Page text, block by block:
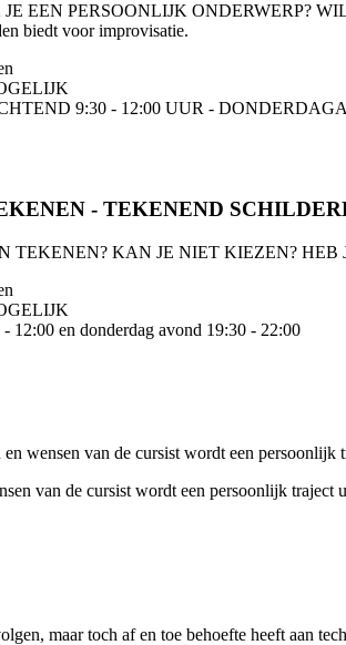
EEN PERSOONLIJK ONDERWERP?
biedt voor improvisatie.
9:30 - 12:00 UUR -
- TEKENEND
TEKENEN? KAN JE NIET KIEZEN? HEB
12:00 en donderdag avond 19:30 - 22:00
wensen van de cursist wordt een
van de cursist wordt een persoonlijk traject
maar toch af en toe behoefte heeft aan